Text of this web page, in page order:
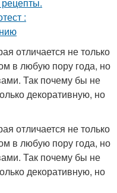
отличается не только
в любую пору года, но
Так почему бы не
декоративную, но
отличается не только
в любую пору года, но
Так почему бы не
декоративную, но